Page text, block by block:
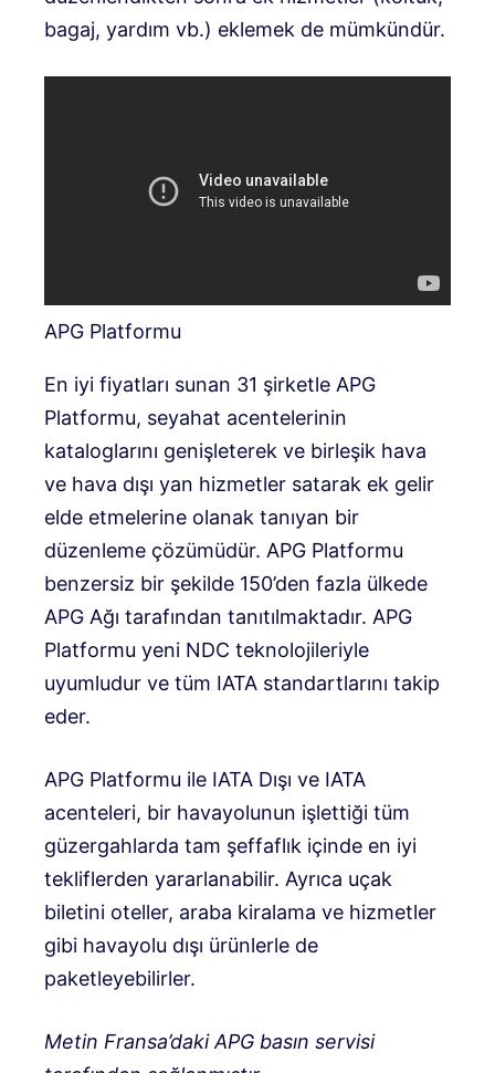
bagaj, yardım vb.) eklemek de mümkündür.
APG Platformu
En iyi fiyatları sunan 31 şirketle APG
Platformu, seyahat acentelerinin
kataloglarını genişleterek ve birleşik hava
ve hava dışı yan hizmetler satarak ek gelir
elde etmelerine olanak tanıyan bir
düzenleme çözümüdür. APG Platformu
benzersiz bir şekilde 150’den fazla ülkede
APG Ağı tarafından tanıtılmaktadır. APG
Platformu yeni NDC teknolojileriyle
uyumludur ve tüm IATA standartlarını takip
eder.
APG Platformu ile IATA Dışı ve IATA
acenteleri, bir havayolunun işlettiği tüm
güzergahlarda tam şeffaflık içinde en iyi
tekliflerden yararlanabilir. Ayrıca uçak
biletini oteller, araba kiralama ve hizmetler
gibi havayolu dışı ürünlerle de
paketleyebilirler.
Metin Fransa’daki APG basın servisi